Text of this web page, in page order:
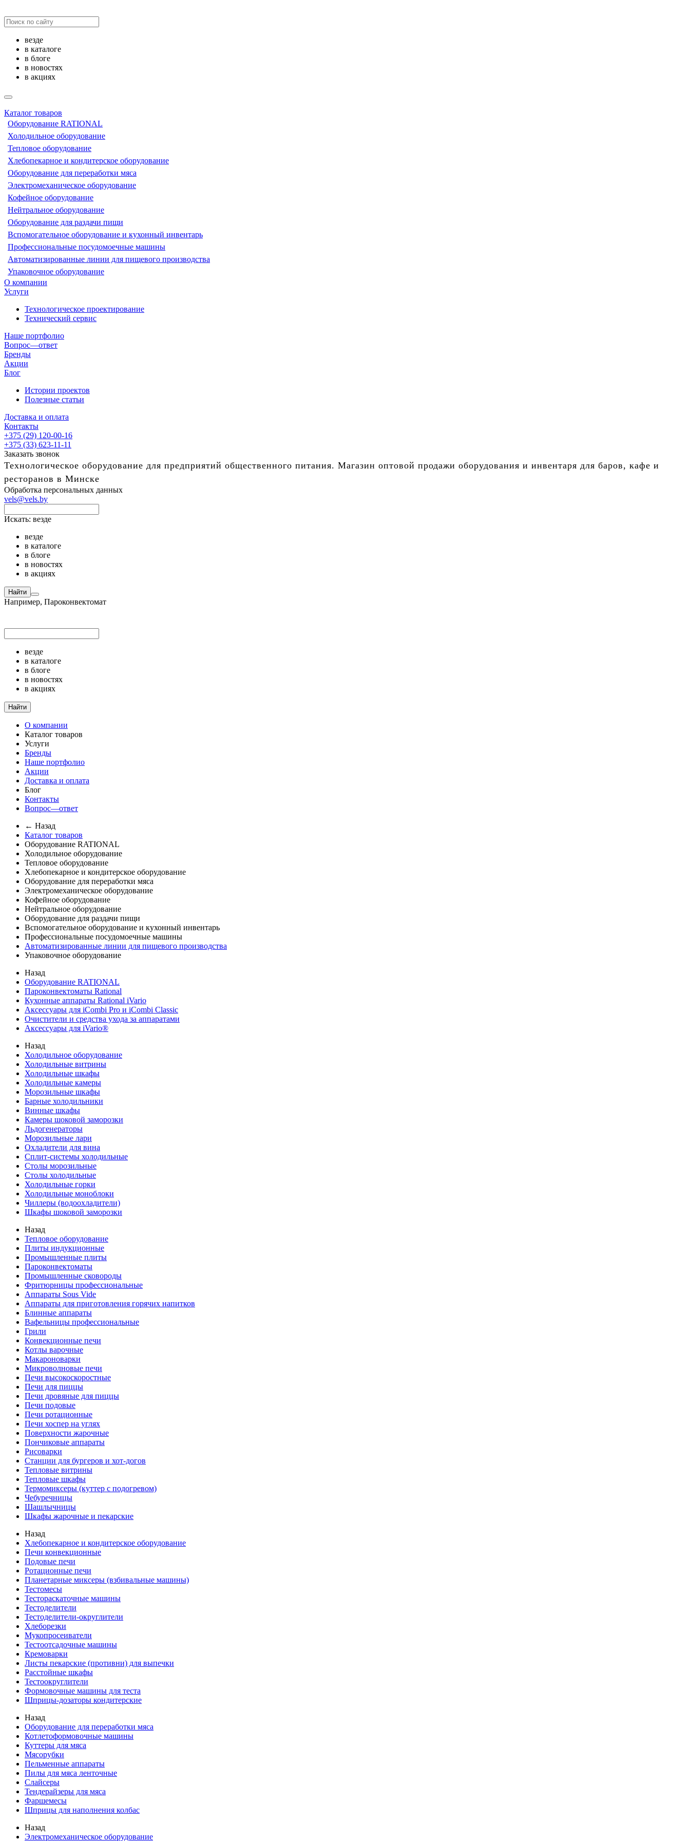
везде
в каталоге
в блоге
в новостях
в акциях
Каталог товаров
Оборудование RATIONAL
Холодильное оборудование
Тепловое оборудование
Хлебопекарное и кондитерское оборудование
Оборудование для переработки мяса
Электромеханическое оборудование
Кофейное оборудование
Нейтральное оборудование
Оборудование для раздачи пищи
Вспомогательное оборудование и кухонный инвентарь
Профессиональные посудомоечные машины
Автоматизированные линии для пищевого производства
Упаковочное оборудование
О компании
Услуги
Технологическое проектирование
Технический сервис
Наше портфолио
Вопрос—ответ
Бренды
Акции
Блог
Истории проектов
Полезные статьи
Доставка и оплата
Контакты
+375 (29) 120-00-16
+375 (33) 623-11-11
Заказать звонок
Технологическое оборудование для предприятий общественного питания. Магазин оптовой продажи оборудования и инвентаря для баров, кафе и
ресторанов в Минске
Обработка персональных данных
vels@vels.by
Искать: везде
везде
в каталоге
в блоге
в новостях
в акциях
Найти
Например, Пароконвектомат
везде
в каталоге
в блоге
в новостях
в акциях
Найти
О компании
Каталог товаров
Услуги
Бренды
Наше портфолио
Акции
Доставка и оплата
Блог
Контакты
Вопрос—ответ
← Назад
Каталог товаров
Оборудование RATIONAL
Холодильное оборудование
Тепловое оборудование
Хлебопекарное и кондитерское оборудование
Оборудование для переработки мяса
Электромеханическое оборудование
Кофейное оборудование
Нейтральное оборудование
Оборудование для раздачи пищи
Вспомогательное оборудование и кухонный инвентарь
Профессиональные посудомоечные машины
Автоматизированные линии для пищевого производства
Упаковочное оборудование
Назад
Оборудование RATIONAL
Пароконвектоматы Rational
Кухонные аппараты Rational iVario
Аксессуары для iCombi Pro и iCombi Classic
Очистители и средства ухода за аппаратами
Аксессуары для iVario®
Назад
Холодильное оборудование
Холодильные витрины
Холодильные шкафы
Холодильные камеры
Морозильные шкафы
Барные холодильники
Винные шкафы
Камеры шоковой заморозки
Льдогенераторы
Морозильные лари
Охладители для вина
Сплит-системы холодильные
Столы морозильные
Столы холодильные
Холодильные горки
Холодильные моноблоки
Чиллеры (водоохладители)
Шкафы шоковой заморозки
Назад
Тепловое оборудование
Плиты индукционные
Промышленные плиты
Пароконвектоматы
Промышленные сковороды
Фритюрницы профессиональные
Аппараты Sous Vide
Аппараты для приготовления горячих напитков
Блинные аппараты
Вафельницы профессиональные
Грили
Конвекционные печи
Котлы варочные
Макароноварки
Микроволновые печи
Печи высокоскоростные
Печи для пиццы
Печи дровяные для пиццы
Печи подовые
Печи ротационные
Печи хоспер на углях
Поверхности жарочные
Пончиковые аппараты
Рисоварки
Станции для бургеров и хот-догов
Тепловые витрины
Тепловые шкафы
Термомиксеры (куттер с подогревом)
Чебуречницы
Шашлычницы
Шкафы жарочные и пекарские
Назад
Хлебопекарное и кондитерское оборудование
Печи конвекционные
Подовые печи
Ротационные печи
Планетарные миксеры (взбивальные машины)
Тестомесы
Тестораскаточные машины
Тестоделители
Тестоделители-округлители
Хлеборезки
Мукопросеиватели
Тестоотсадочные машины
Кремоварки
Листы пекарские (противни) для выпечки
Расстойные шкафы
Тестоокруглители
Формовочные машины для теста
Шприцы-дозаторы кондитерские
Назад
Оборудование для переработки мяса
Котлетоформовочные машины
Куттеры для мяса
Мясорубки
Пельменные аппараты
Пилы для мяса ленточные
Слайсеры
Тендерайзеры для мяса
Фаршемесы
Шприцы для наполнения колбас
Назад
Электромеханическое оборудование